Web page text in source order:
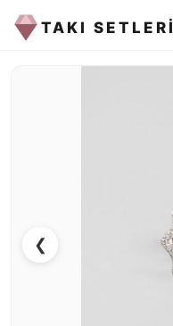
TAKI SETLERİ
❮